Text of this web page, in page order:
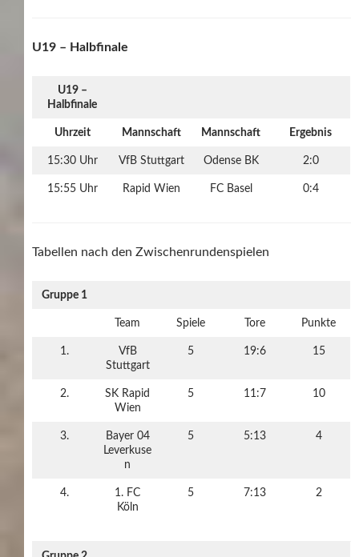
U19 – Halbfinale
U19 –
Halbfinale
Uhrzeit Mannschaft Mannschaft Ergebnis
15:30 Uhr VfB Stuttgart Odense BK 2:0
15:55 Uhr Rapid Wien FC Basel 0:4
Tabellen nach den Zwischenrundenspielen
Gruppe 1
Team Spiele Tore Punkte
1.
VfB
Stuttgart
5 19:6 15
2.
SK Rapid
Wien
5 11:7 10
3.
Bayer 04
Leverkuse
n
5 5:13 4
4.
1. FC
Köln
5 7:13 2